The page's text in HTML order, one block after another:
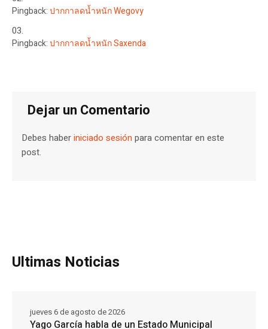
Pingback:ปากกาลดน้ำหนัก Wegovy
Pingback:ปากกาลดน้ำหนัก Saxenda
Dejar un Comentario
Debes haberiniciado sesión para comentar en este
post.
Ultimas Noticias
Yago García habla de un Estado Municipal
jueves 6 de agosto de 2026